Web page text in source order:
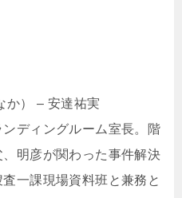
か） – 安達祐実
ディングルーム室長。階
明彦が関わった事件解決
一課現場資料班と兼務と